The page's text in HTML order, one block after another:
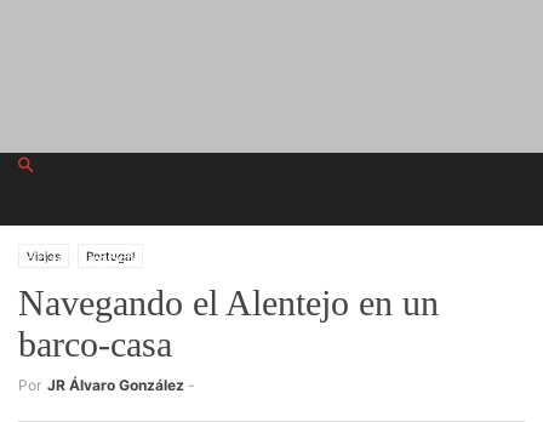
sábado, agosto 1, 2026
Viajes Portugal
Navegando el Alentejo en un
barco-casa
Por JR Álvaro González -